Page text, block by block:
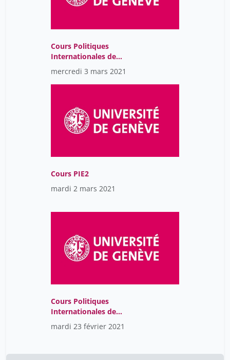
Cours Politiques
Internationales de
l'Environnement-
GMT2021-03-
02T12:58:09Z
mercredi 3 mars 2021
Cours PIE2
mardi 2 mars 2021
Cours Politiques
Internationales de
l'Environnement-Séance
1
mardi 23 février 2021